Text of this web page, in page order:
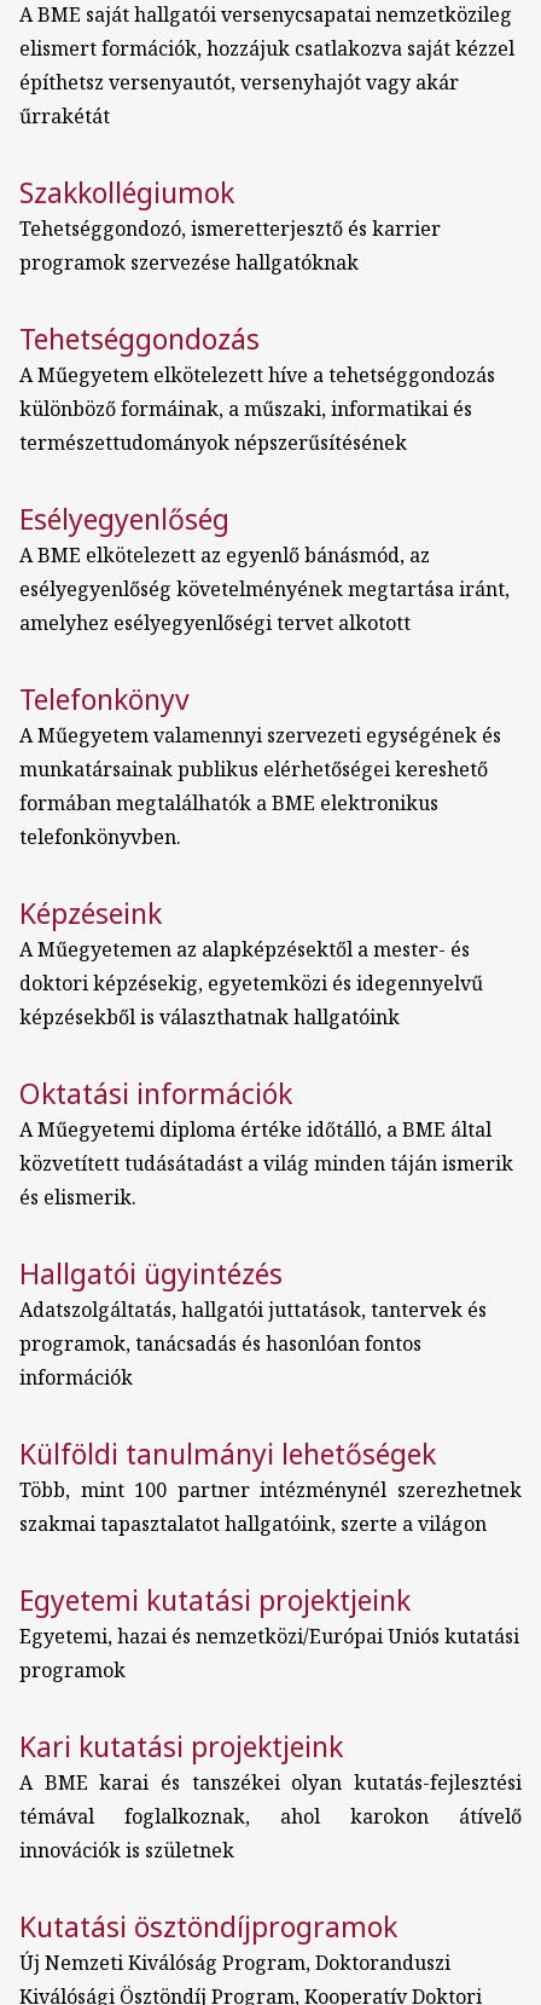
A BME saját hallgatói versenycsapatai nemzetközileg
elismert formációk, hozzájuk csatlakozva saját kézzel
építhetsz versenyautót, versenyhajót vagy akár
űrrakétát
Szakkollégiumok
Tehetséggondozó, ismeretterjesztő és karrier
programok szervezése hallgatóknak
Tehetséggondozás
A Műegyetem elkötelezett híve a tehetséggondozás
különböző formáinak, a műszaki, informatikai és
természettudományok népszerűsítésének
Esélyegyenlőség
A BME elkötelezett az egyenlő bánásmód, az
esélyegyenlőség követelményének megtartása iránt,
amelyhez esélyegyenlőségi tervet alkotott
Telefonkönyv
A Műegyetem valamennyi szervezeti egységének és
munkatársainak publikus elérhetőségei kereshető
formában megtalálhatók a BME elektronikus
telefonkönyvben.
Képzéseink
A Műegyetemen az alapképzésektől a mester- és
doktori képzésekig, egyetemközi és idegennyelvű
képzésekből is választhatnak hallgatóink
Oktatási információk
A Műegyetemi diploma értéke időtálló, a BME által
közvetített tudásátadást a világ minden táján ismerik
és elismerik.
Hallgatói ügyintézés
Adatszolgáltatás, hallgatói juttatások, tantervek és
programok, tanácsadás és hasonlóan fontos
információk
Külföldi tanulmányi lehetőségek
Több, mint 100 partner intézménynél szerezhetnek
szakmai tapasztalatot hallgatóink, szerte a világon
Egyetemi kutatási projektjeink
Egyetemi, hazai és nemzetközi/Európai Uniós kutatási
programok
Kari kutatási projektjeink
A BME karai és tanszékei olyan kutatás-fejlesztési
témával foglalkoznak, ahol karokon átívelő
innovációk is születnek
Kutatási ösztöndíjprogramok
Új Nemzeti Kiválóság Program, Doktoranduszi
Kiválósági Ösztöndíj Program, Kooperatív Doktori